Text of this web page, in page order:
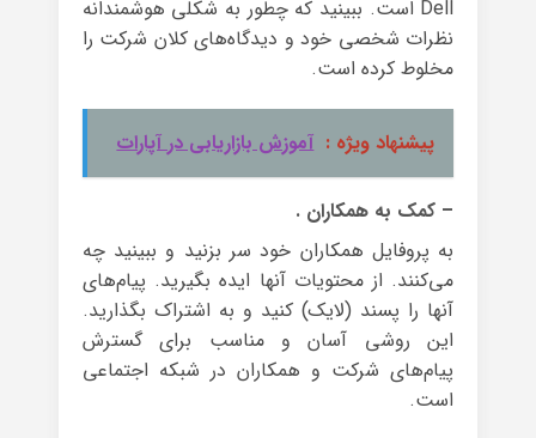
Dell است. ببینید که چطور به شکلی هوشمندانه
نظرات شخصی خود و دیدگاه‌های کلان شرکت را
مخلوط کرده است.
پیشنهاد ویژه : آموزش بازاریابی در آپارات
– کمک به همکاران .
به پروفایل همکاران خود سر بزنید و ببینید چه
می‌کنند. از محتویات آنها ایده بگیرید. پیام‌های
آنها را پسند (لایک) کنید و به اشتراک بگذارید.
این روشی آسان و مناسب برای گسترش
پیام‌های شرکت و همکاران در شبکه اجتماعی
است.